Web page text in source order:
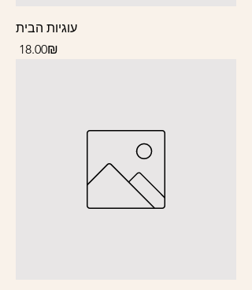
עוגיות הבית
Price ‏18.00 ‏₪